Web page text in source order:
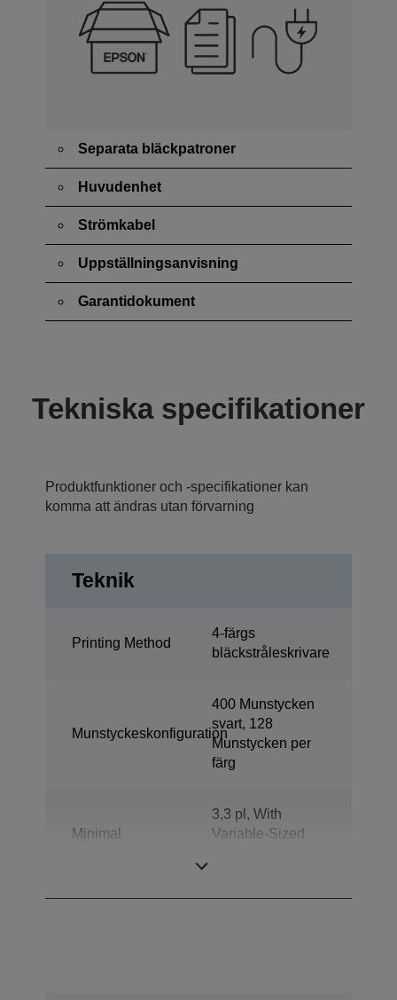
Separata bläckpatroner
Huvudenhet
Strömkabel
Uppställningsanvisning
Garantidokument
Tekniska specifikationer
Produktfunktioner och -specifikationer kan
komma att ändras utan förvarning
Teknik
Printing Method
4-färgs
bläckstråleskrivare
Munstyckeskonfiguration
400 Munstycken
svart, 128
Munstycken per
färg
Minimal
3,3 pl, With
Variable-Sized